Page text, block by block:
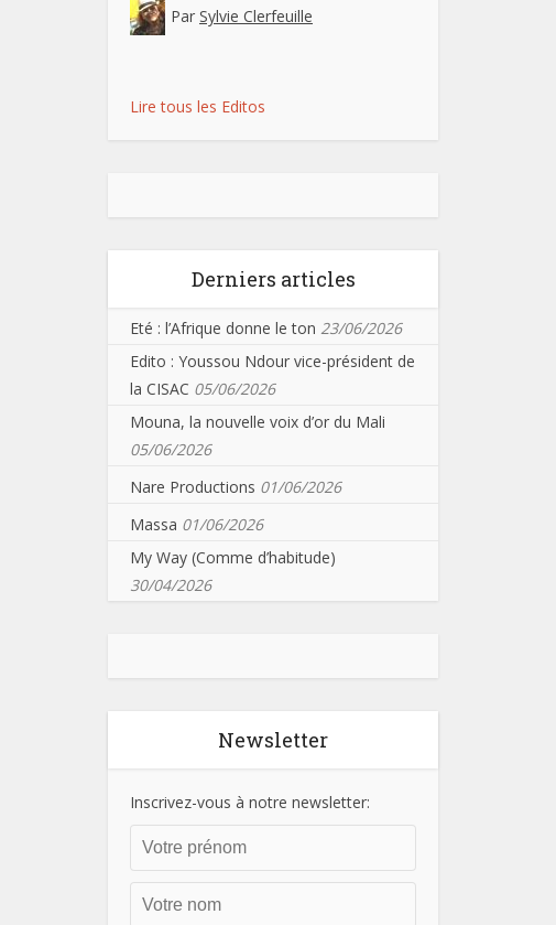
Par Sylvie Clerfeuille
Lire tous les Editos
Derniers articles
Eté : l’Afrique donne le ton 23/06/2026
Edito : Youssou Ndour vice-président de
la CISAC 05/06/2026
Mouna, la nouvelle voix d’or du Mali
05/06/2026
Nare Productions 01/06/2026
Massa 01/06/2026
My Way (Comme d’habitude)
30/04/2026
Newsletter
Inscrivez-vous à notre newsletter: